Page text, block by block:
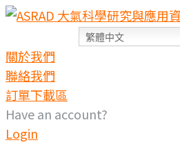
繁體中文
關於我們
聯絡我們
訂單下載區
Have an account?
Login